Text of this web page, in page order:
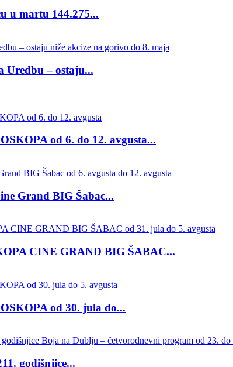
u martu 144.275...
Uredbu – ostaju...
od 6. do 12. avgusta...
Grand BIG Šabac...
CINE GRAND BIG ŠABAC...
od 30. jula do...
godišnjice...